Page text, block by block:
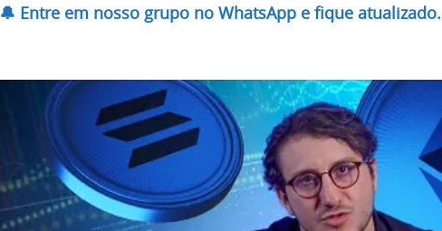
🔔 Entre em nosso grupo no WhatsApp e fique atualizado.